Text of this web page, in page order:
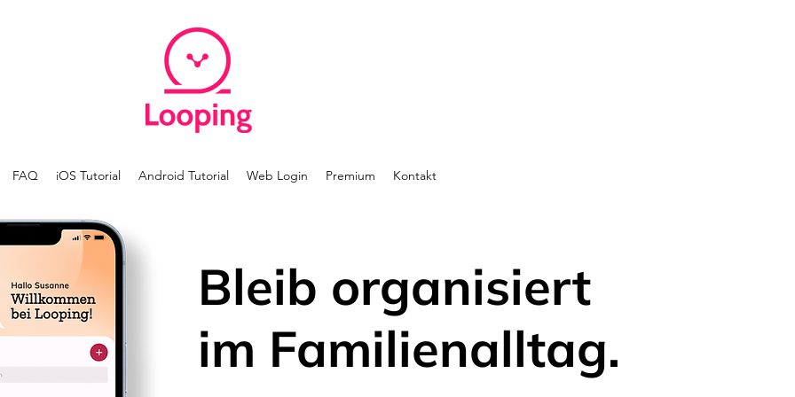
FAQ iOS Tutorial Android Tutorial Web Login Premium Kontakt
Bleib organisiert
im Familienalltag.